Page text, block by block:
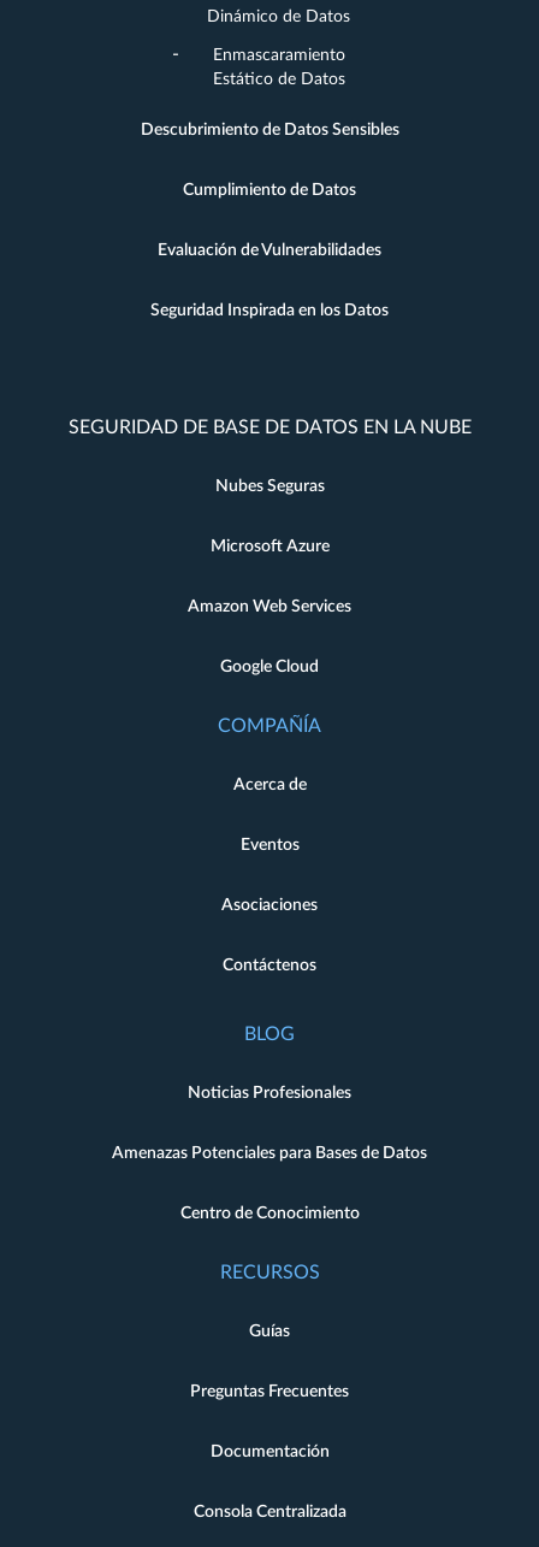
Dinámico de Datos
Enmascaramiento
Estático de Datos
Descubrimiento de Datos Sensibles
Cumplimiento de Datos
Evaluación de Vulnerabilidades
Seguridad Inspirada en los Datos
SEGURIDAD DE BASE DE DATOS EN LA NUBE
Nubes Seguras
Microsoft Azure
Amazon Web Services
Google Cloud
COMPAÑÍA
Acerca de
Eventos
Asociaciones
Contáctenos
BLOG
Noticias Profesionales
Amenazas Potenciales para Bases de Datos
Centro de Conocimiento
RECURSOS
Guías
Preguntas Frecuentes
Documentación
Consola Centralizada